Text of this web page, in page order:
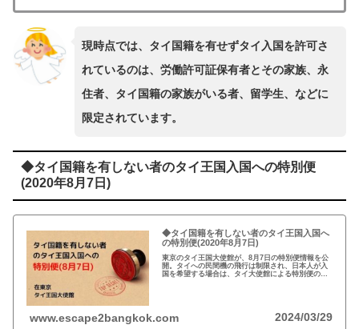
現時点では、タイ国籍を有せずタイ入国を許可さ
れているのは、労働許可証保有者とその家族、永
住者、タイ国籍の家族がいる者、留学生、などに
限定されています。
◆タイ国籍を有しない者のタイ王国入国への特別便
(2020年8月7日)
◆タイ国籍を有しない者のタイ王国入国へ
の特別便(2020年8月7日)
東京のタイ王国大使館が、8月7日の特別便情報を公
開。タイへの民間機の飛行は制限され、日本人が入
国を希望する場合は、タイ大使館による特別便の割
www.escape2bangkok.com 2024/03/29